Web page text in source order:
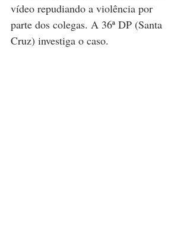
vídeo repudiando a violência por
parte dos colegas. A 36ª DP (Santa
Cruz) investiga o caso.